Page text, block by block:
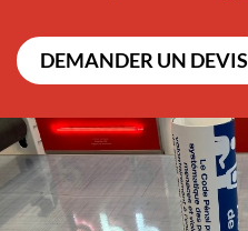
DEMANDER UN DEVIS